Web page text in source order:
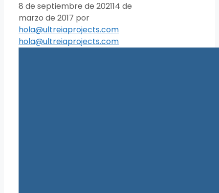
8 de septiembre de 202114 de
marzo de 2017 por
hola@ultreiaprojects.com
hola@ultreiaprojects.com